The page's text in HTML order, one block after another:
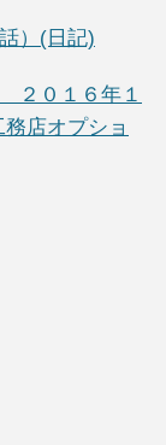
）(日記)
０１６年１
店オプショ